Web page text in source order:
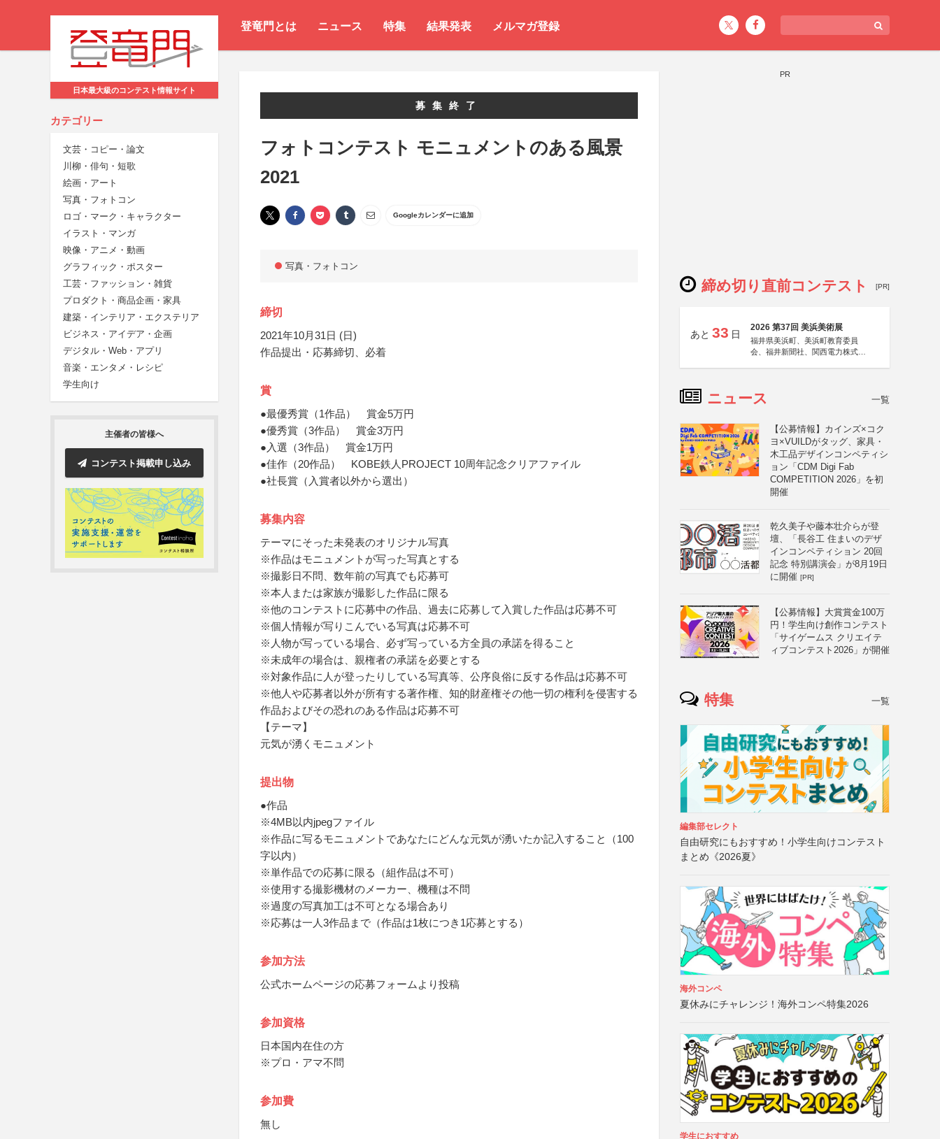
登竜門とは ニュース 特集 結果発表 メルマガ登録
日本最大級のコンテスト情報サイト
カテゴリー
文芸・コピー・論文
川柳・俳句・短歌
絵画・アート
写真・フォトコン
ロゴ・マーク・キャラクター
イラスト・マンガ
映像・アニメ・動画
グラフィック・ポスター
工芸・ファッション・雑貨
プロダクト・商品企画・家具
建築・インテリア・エクステリア
ビジネス・アイデア・企画
デジタル・Web・アプリ
音楽・エンタメ・レシピ
学生向け
主催者の皆様へ
コンテスト掲載申し込み
募集終了
フォトコンテスト モニュメントのある風景
2021
Googleカレンダーに追加
写真・フォトコン
締切
2021年10月31日 (日)
作品提出・応募締切、必着
賞
●最優秀賞（1作品） 賞金5万円
●優秀賞（3作品） 賞金3万円
●入選（3作品） 賞金1万円
●佳作（20作品） KOBE鉄人PROJECT 10周年記念クリアファイル
●社長賞（入賞者以外から選出）
募集内容
テーマにそった未発表のオリジナル写真
※作品はモニュメントが写った写真とする
※撮影日不問、数年前の写真でも応募可
※本人または家族が撮影した作品に限る
※他のコンテストに応募中の作品、過去に応募して入賞した作品は応募不可
※個人情報が写りこんでいる写真は応募不可
※人物が写っている場合、必ず写っている方全員の承諾を得ること
※未成年の場合は、親権者の承諾を必要とする
※対象作品に人が登ったりしている写真等、公序良俗に反する作品は応募不可
※他人や応募者以外が所有する著作権、知的財産権その他一切の権利を侵害する
作品およびその恐れのある作品は応募不可
【テーマ】
元気が湧くモニュメント
提出物
●作品
※4MB以内jpegファイル
※作品に写るモニュメントであなたにどんな元気が湧いたか記入すること（100
字以内）
※単作品での応募に限る（組作品は不可）
※使用する撮影機材のメーカー、機種は不問
※過度の写真加工は不可となる場合あり
※応募は一人3作品まで（作品は1枚につき1応募とする）
参加方法
公式ホームページの応募フォームより投稿
参加資格
日本国内在住の方
※プロ・アマ不問
参加費
無し
PR
締め切り直前コンテスト [PR]
あと 33 日
2026 第37回 美浜美術展
福井県美浜町、美浜町教育委員
会、福井新聞社、関西電力株式会
ニュース 一覧
【公募情報】カインズ×コク
ヨ×VUILDがタッグ、家具・
木工品デザインコンペティシ
ョン「CDM Digi Fab
COMPETITION 2026」を初
開催
乾久美子や藤本壮介らが登
壇、「長谷工 住まいのデザ
インコンペティション 20回
記念 特別講演会」が8月19日
に開催 [PR]
【公募情報】大賞賞金100万
円！学生向け創作コンテスト
「サイゲームス クリエイテ
ィブコンテスト2026」が開催
特集 一覧
編集部セレクト
自由研究にもおすすめ！小学生向けコンテスト
まとめ《2026夏》
海外コンペ
夏休みにチャレンジ！海外コンペ特集2026
学生におすすめ